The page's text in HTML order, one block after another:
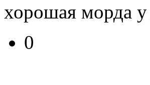
хорошая морда у
0